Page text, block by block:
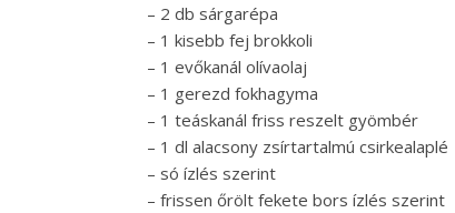
– 2 db sárgarépa
– 1 kisebb fej brokkoli
– 1 evőkanál olívaolaj
– 1 gerezd fokhagyma
– 1 teáskanál friss reszelt gyömbér
– 1 dl alacsony zsírtartalmú csirkealaplé
– só ízlés szerint
– frissen őrölt fekete bors ízlés szerint